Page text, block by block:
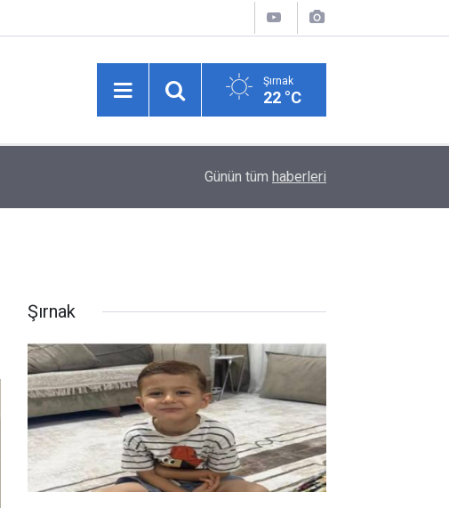
Şırnak
22 °C
Hakkari-İran sınırında 7 kilo 720 gram eroin
Günün tüm haberleri
Şırnak